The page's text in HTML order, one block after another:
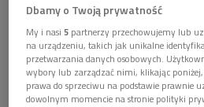
AUDIO 3 pliki
 08'57
Prof. Zbigniewa Osińskiego
Dbamy o Twoją prywatność
My i nasi5 partnerzy przechowujemy lub
na urządzeniu, takich jak unikalne
przetwarzania danych osobowych.
wybory lub zarządzać nimi, klikając
prawa do sprzeciwu na podstawie prawnie
dowolnym momencie na stronie polityki